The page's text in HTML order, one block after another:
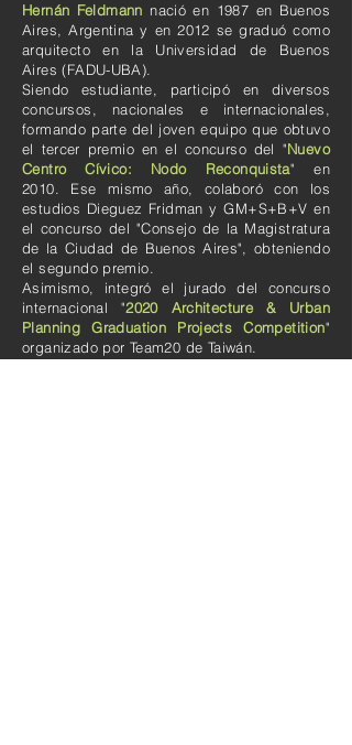
Hernán Feldmann nació en 1987 en Buenos
Aires, Argentina y en 2012 se graduó como
arquitecto en la Universidad de Buenos
Aires (FADU-UBA).
Siendo estudiante, participó en diversos
concursos, nacionales e internacionales,
formando parte del joven equipo que obtuvo
el tercer premio en el concurso del "Nuevo
Centro Cívico: Nodo Reconquista" en
2010. Ese mismo año, colaboró con los
estudios Dieguez Fridman y GM+S+B+V en
el concurso del "Consejo de la Magistratura
de la Ciudad de Buenos Aires", obteniendo
el segundo premio.
Asimismo, integró el jurado del concurso
internacional "2020 Architecture & Urban
Planning Graduation Projects Competition"
organizado por Team20 de Taiwán.